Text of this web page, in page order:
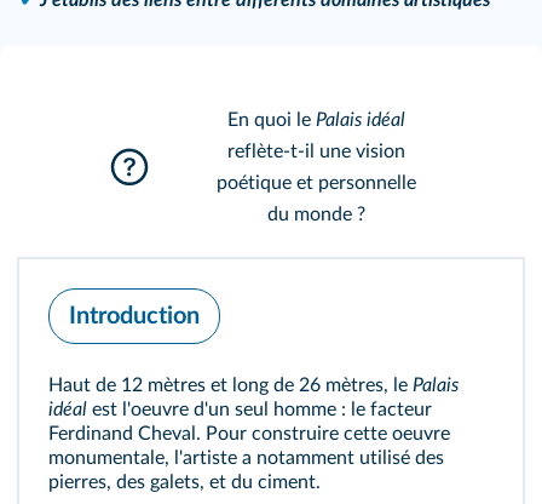
En quoi lePalais idéal
reflète-t-il une vision
poétique et personnelle
du monde ?
Introduction
Haut de 12 mètres et long de 26 mètres, le Palais
idéal est l'oeuvre d'un seul homme : le facteur
Ferdinand Cheval. Pour construire cette oeuvre
monumentale, l'artiste a notamment utilisé des
pierres, des galets, et du ciment.